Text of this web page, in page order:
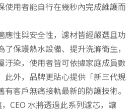
使用者能自行在幾秒內完成維護而
應性與安全性，濾材皆經嚴選且功
保護熱水設備、提升洗滌衛生，
汙染，使用者皆可依據家庭成員數
此外，品牌更貼心提供「新三代規
客戶無痛接軌最新的防護技術。
CEO 水將透過此系列濾芯，讓